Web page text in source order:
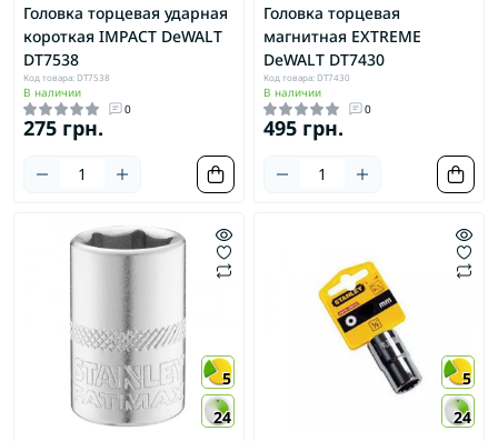
Головка торцевая ударная
короткая IMPACT DeWALT
DT7538
Код товара: DT7538
В наличии
0
275 грн.
Головка торцевая
магнитная EXTREME
DeWALT DT7430
Код товара: DT7430
В наличии
0
495 грн.
5
24
5
24